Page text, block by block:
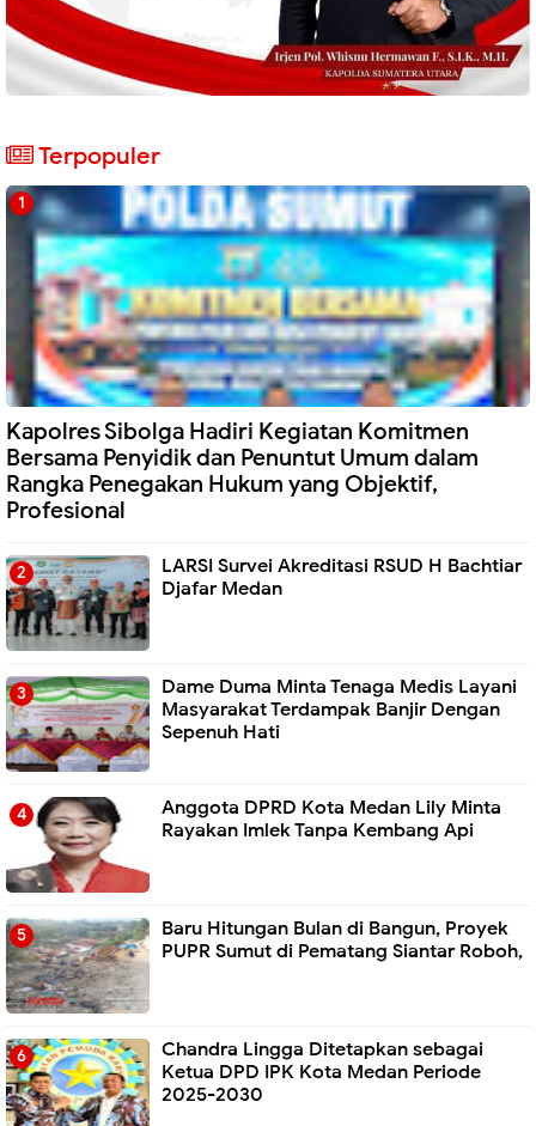
Terpopuler
Kapolres Sibolga Hadiri Kegiatan Komitmen
Bersama Penyidik dan Penuntut Umum dalam
Rangka Penegakan Hukum yang Objektif,
Profesional
LARSI Survei Akreditasi RSUD H Bachtiar
Djafar Medan
Dame Duma Minta Tenaga Medis Layani
Masyarakat Terdampak Banjir Dengan
Sepenuh Hati
Anggota DPRD Kota Medan Lily Minta
Rayakan Imlek Tanpa Kembang Api
Baru Hitungan Bulan di Bangun, Proyek
PUPR Sumut di Pematang Siantar Roboh,
Chandra Lingga Ditetapkan sebagai
Ketua DPD IPK Kota Medan Periode
2025-2030